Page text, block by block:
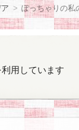
ぽっちゃりの私
用しています